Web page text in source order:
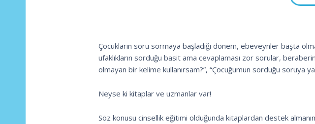
Çocukların soru sormaya başladığı dönem, ebeveynler başta
ufaklıkların sorduğu basit ama cevaplaması zor sorular,
olmayan bir kelime kullanırsam?”, “Çocuğumun sorduğu
Neyse ki kitaplar ve uzmanlar var!
Söz konusu cinsellik eğitimi olduğunda kitaplardan destek almanın